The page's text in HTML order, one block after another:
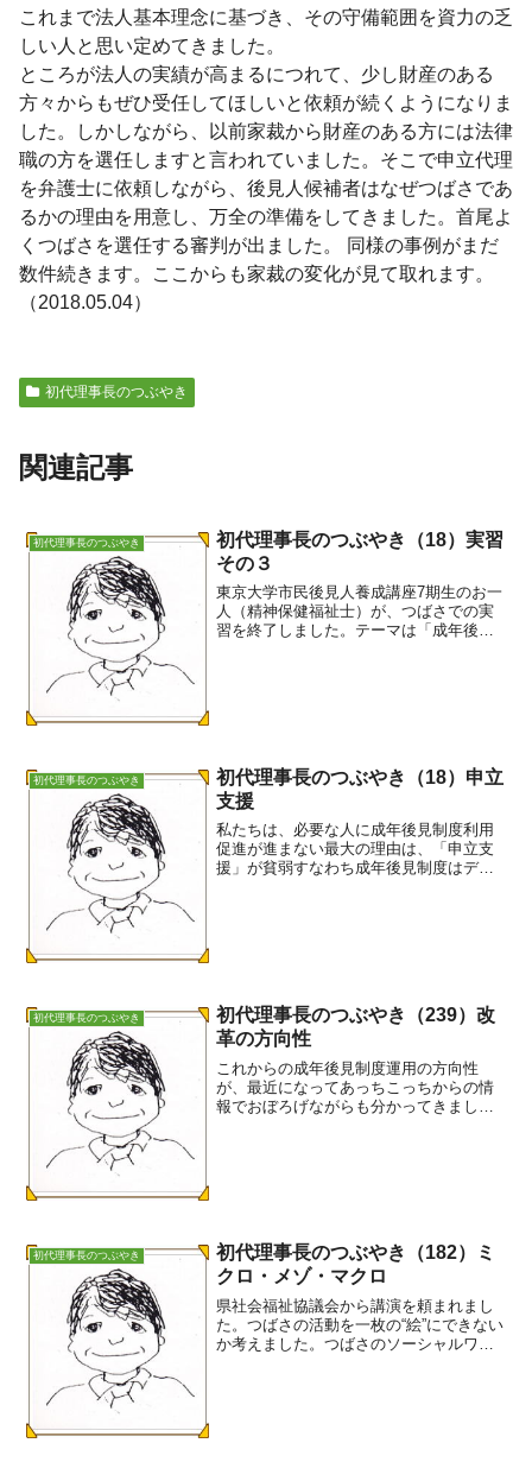
これまで法人基本理念に基づき、その守備範囲を資力の乏
しい人と思い定めてきました。
ところが法人の実績が高まるにつれて、少し財産のある
方々からもぜひ受任してほしいと依頼が続くようになりま
した。しかしながら、以前家裁から財産のある方には法律
職の方を選任しますと言われていました。そこで申立代理
を弁護士に依頼しながら、後見人候補者はなぜつばさであ
るかの理由を用意し、万全の準備をしてきました。首尾よ
くつばさを選任する審判が出ました。 同様の事例がまだ
数件続きます。ここからも家裁の変化が見て取れます。
（2018.05.04）
初代理事長のつぶやき
関連記事
初代理事長のつぶやき
初代理事長のつぶやき（18）実習
その３
東京大学市民後見人養成講座7期生のお一
人（精神保健福祉士）が、つばさでの実
習を終了しました。テーマは「成年後見
初代理事長のつぶやき
初代理事長のつぶやき（18）申立
支援
私たちは、必要な人に成年後見制度利用
促進が進まない最大の理由は、「申立支
援」が貧弱すなわち成年後見制度はデュ
初代理事長のつぶやき
初代理事長のつぶやき（239）改
革の方向性
これからの成年後見制度運用の方向性
が、最近になってあっちこっちからの情
報でおぼろげながらも分かってきまし
初代理事長のつぶやき
初代理事長のつぶやき（182）ミ
クロ・メゾ・マクロ
県社会福祉協議会から講演を頼まれまし
た。つばさの活動を一枚の“絵”にできない
か考えました。つばさのソーシャルワー